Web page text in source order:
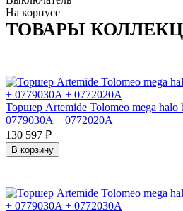
На корпусе
ТОВАРЫ
Торшер Artemide Tolomeo mega
0779030A + 0772020A
130 597 ₽
В корзину